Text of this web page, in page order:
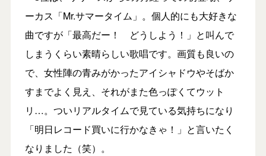
ーカス「Mr.サマータイム」。個人的にも大好きな
曲ですが「最高だー！ どうしよう！」と叫んで
しまうくらい素晴らしい歌唱です。画質も良いの
で、女性陣の青みがかったアイシャドウやそばか
すまでよく見え、それがまた色っぽくてウット
リ…。ついリアルタイムで見ている気持ちになり
「明日レコード買いに行かなきゃ！」と言いたく
なりました（笑）。